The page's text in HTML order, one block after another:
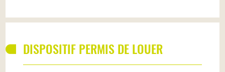
DISPOSITIF PERMIS DE LOUER